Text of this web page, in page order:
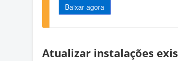
Baixar agora
Atualizar instalações